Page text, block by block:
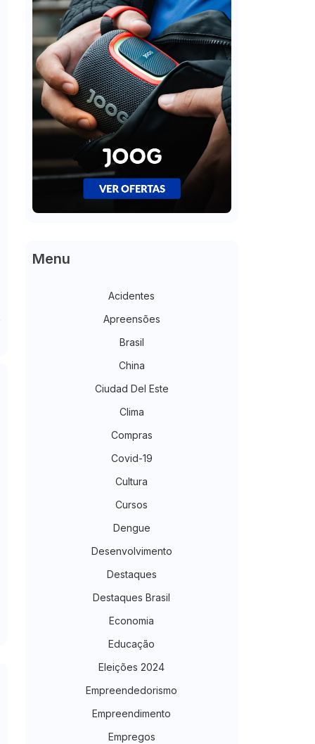
Menu
Acidentes
Apreensões
Brasil
China
Ciudad Del Este
Clima
Compras
Covid-19
Cultura
Cursos
Dengue
Desenvolvimento
Destaques
Destaques Brasil
Economia
Educação
Eleições 2024
Empreendedorismo
Empreendimento
Empregos